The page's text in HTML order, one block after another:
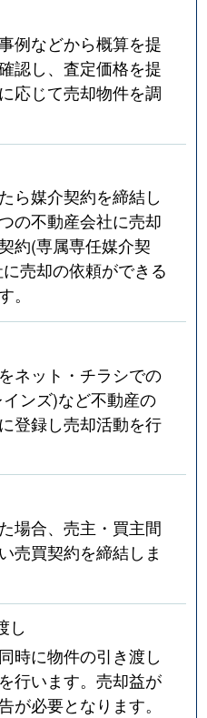
例などから概算を提
認し、査定価格を提
応じて売却物件を調
ら媒介契約を締結し
の不動産会社に売却
約(専属専任媒介契
売却の依頼ができる
。
ネット・チラシでの
ンズ)など不動産の
登録し売却活動を行
場合、売主・買主間
売買契約を締結しま
し
時に物件の引き渡し
行います。売却益が
が必要となります。